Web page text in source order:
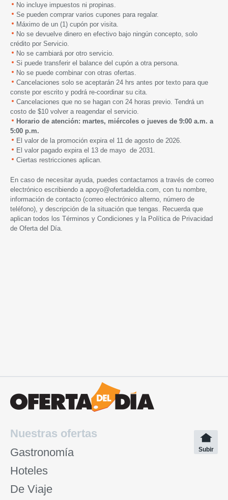
No incluye impuestos ni propinas.
Se pueden comprar varios cupones para regalar.
Máximo de un (1) cupón por visita.
No se devuelve dinero en efectivo bajo ningún concepto, solo
crédito por Servicio.
No se cambiará por otro servicio.
Si puede transferir el balance del cupón a otra persona.
No se puede combinar con otras ofertas.
Cancelaciones solo se aceptarán 24 hrs antes por texto para que
conste por escrito y podrá re-coordinar su cita.
Cancelaciones que no se hagan con 24 horas previo. Tendrá un
costo de $10 volver a reagendar el servicio.
Horario de atención: martes, miércoles o jueves de 9:00 a.m. a
5:00 p.m.
El valor de la promoción expira el 11 de agosto de 2026
El valor pagado expira el 13 de mayo de 2031.
Ciertas restricciones aplican.
En caso de necesitar ayuda, puedes contactarnos a través de correo
electrónico escribiendo a apoyo@ofertadeldia.com , con tu nombre,
información de contacto (correo electrónico alterno, número de
teléfono), y descripción de la situación que tengas. Recuerda que
aplican todos los Términos y Condiciones y la Política de Privacidad
de Oferta del Día.
Nuestras ofertas
Gastronomía
Hoteles
De Viaje
Subir